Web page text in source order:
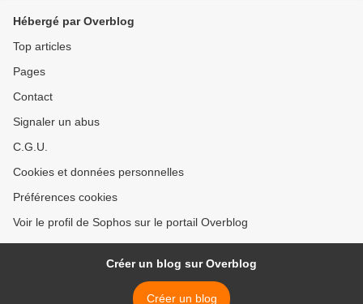
Hébergé par Overblog
Top articles
Pages
Contact
Signaler un abus
C.G.U.
Cookies et données personnelles
Préférences cookies
Voir le profil de Sophos sur le portail Overblog
Créer un blog sur Overblog
Créer un blog